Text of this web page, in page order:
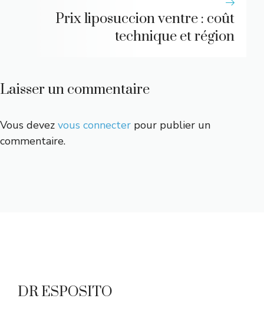
Prix liposuccion ventre : coût
technique et région
Laisser un commentaire
Vous devez vous connecter pour publier un
commentaire.
DR ESPOSITO